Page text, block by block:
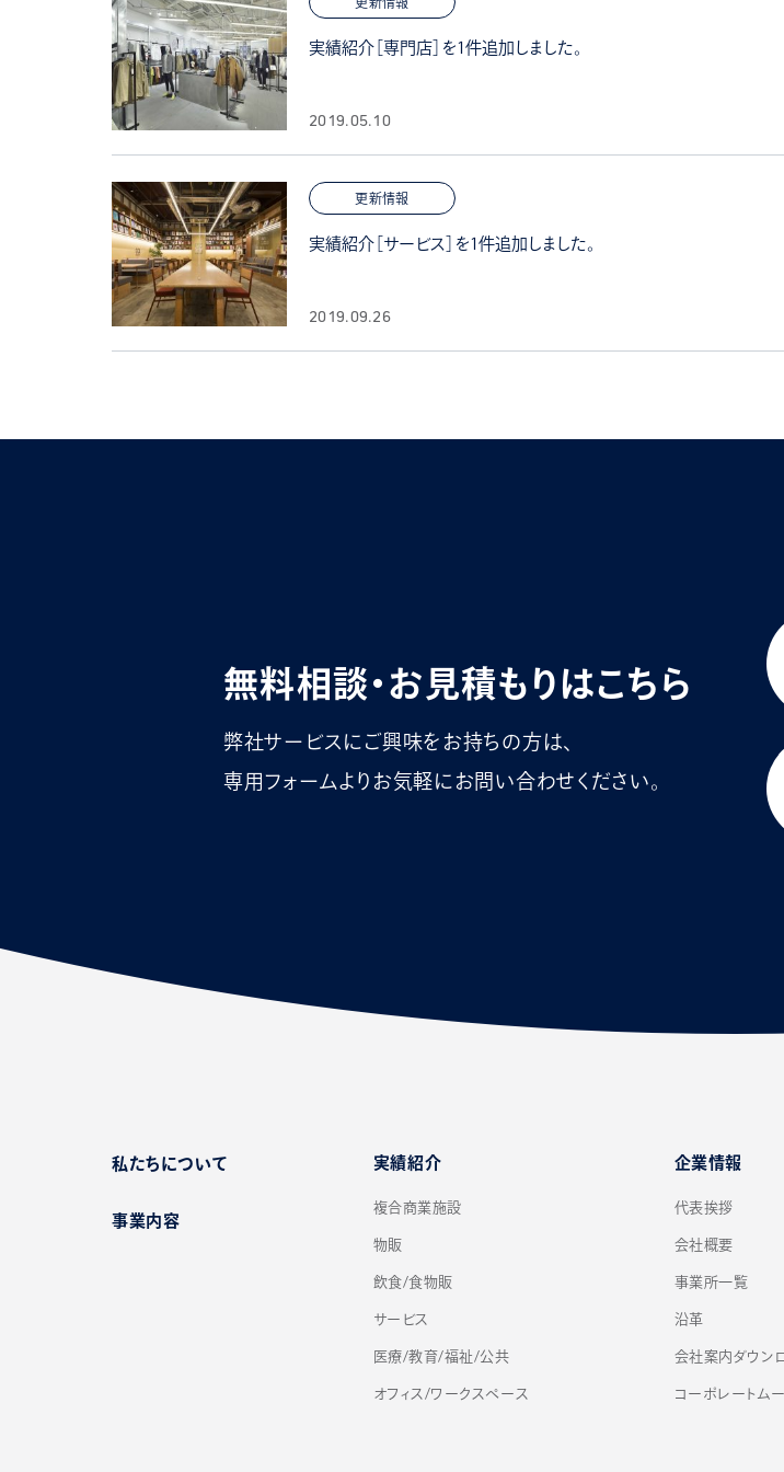
実績紹介［専門店］を1件追加しました。
2019.05.10
更新情報
実績紹介［サービス］を1件追加しました。
2019.09.26
無料相談・お見積もりはこちら
弊社サービスにご興味をお持ちの方は、
専用フォームよりお気軽にお問い合わせください。
私たちについて
事業内容
実績紹介
複合商業施設
物販
飲食/食物販
サービス
医療/教育/福祉/公共
オフィス/ワークスペース
企業情報
代表挨拶
会社概要
事業所一覧
沿革
会社案内ダウン
コーポレートム